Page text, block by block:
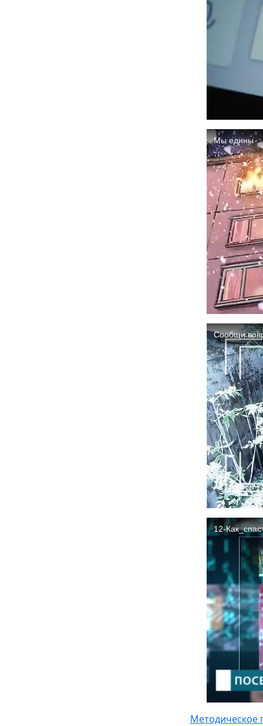
Методическое